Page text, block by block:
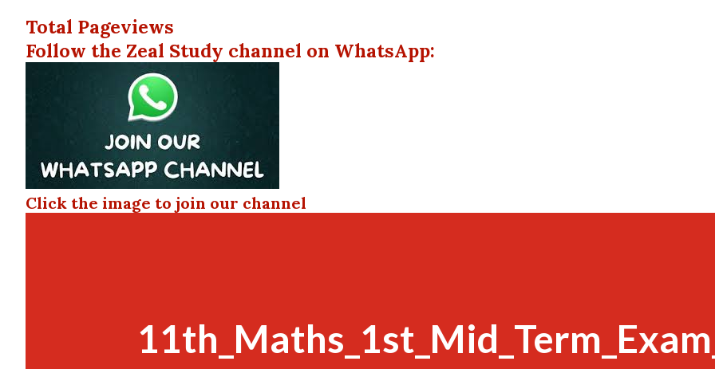
Total Pageviews
Follow the Zeal Study channel on WhatsApp:
Click the image to join our channel